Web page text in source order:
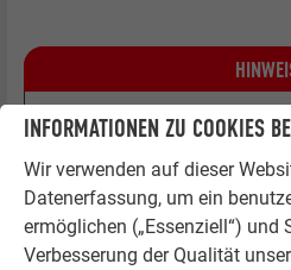
INFORMATIONEN ZU COOKIES
Wir verwenden auf dieser
Datenerfassung, um ein
ermöglichen („Essenziell“) und
Verbesserung der Qualität
Die richtige und genaue
Verlegung.